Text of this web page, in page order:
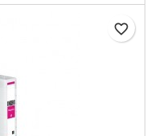
favorite_border